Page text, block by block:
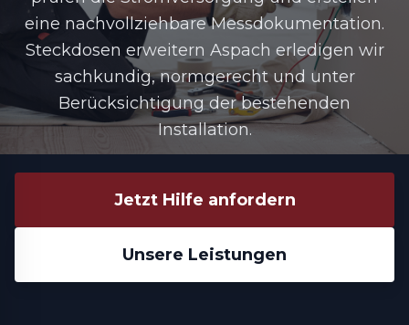
eine nachvollziehbare Messdokumentation.
Steckdosen erweitern Aspach erledigen wir
sachkundig, normgerecht und unter
Berücksichtigung der bestehenden
Installation.
Jetzt Hilfe anfordern
Unsere Leistungen